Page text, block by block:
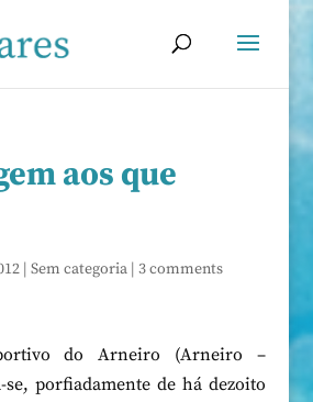
aos que
| Sem categoria| 3 comments
do Arneiro (Arneiro –
se, porfiadamente de há dezoito